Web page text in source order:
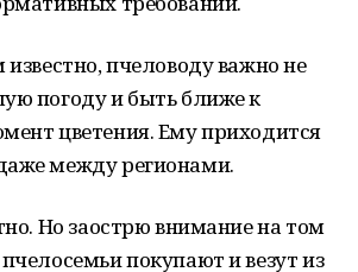
пчеловоду важно не
погоду и быть ближе к
цветения. Ему приходится
между регионами.
Но заострю внимание на том
покупают и везут из